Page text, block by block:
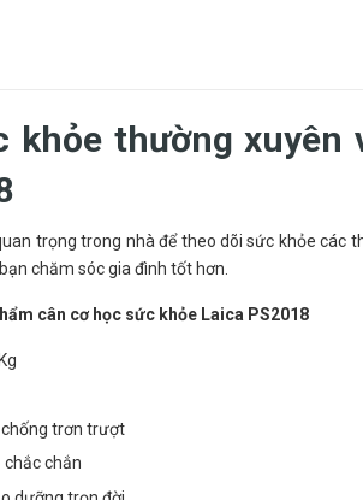
khỏe thường xuyên
trọng trong nhà để theo dõi sức khỏe các
chăm sóc gia đình tốt hơn.
cân cơ học sức khỏe Laica PS2018
chống trơn trượt
chắc chắn